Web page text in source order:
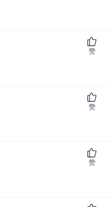
赞
赞
赞